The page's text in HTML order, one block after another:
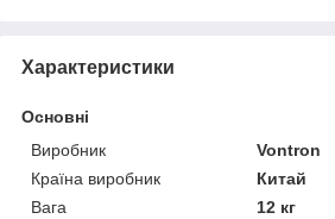
Характеристики
Основні
Виробник
Vontron
Країна виробник
Китай
Вага
12 кг